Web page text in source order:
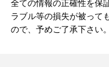
全ての情報の正確性を保
ラブル等の損失が被って
ので、予めご了承下さい。